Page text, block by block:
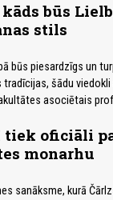
būs
stils
būs piesardzīgs un
šādu viedokli
asociētais
tiek oficiāli
monarhu
sanāksme, kurā